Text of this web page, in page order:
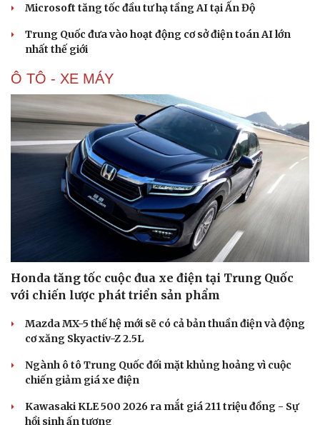
Microsoft tăng tốc đầu tư hạ tầng AI tại Ấn Độ
Trung Quốc đưa vào hoạt động cơ sở điện toán AI lớn
nhất thế giới
Ô TÔ - XE MÁY
Honda tăng tốc cuộc đua xe điện tại Trung Quốc
với chiến lược phát triển sản phẩm
Mazda MX-5 thế hệ mới sẽ có cả bản thuần điện và động
cơ xăng Skyactiv-Z 2.5L
Ngành ô tô Trung Quốc đối mặt khủng hoảng vì cuộc
chiến giảm giá xe điện
Kawasaki KLE 500 2026 ra mắt giá 211 triệu đồng - Sự
hồi sinh ấn tượng